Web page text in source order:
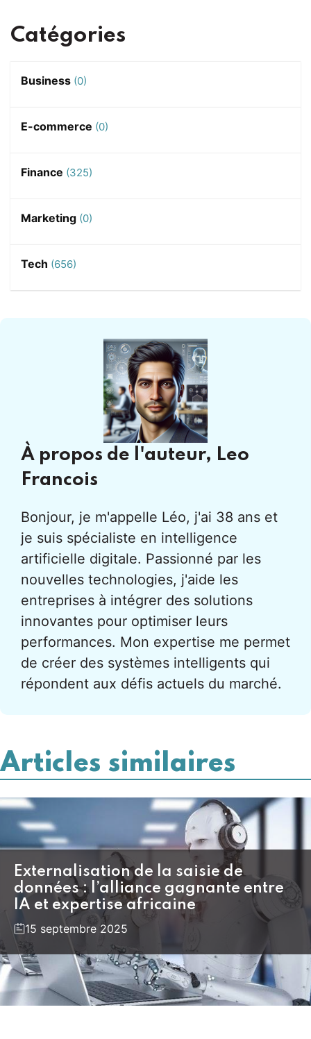
Catégories
Business (0)
E-commerce (0)
Finance (325)
Marketing (0)
Tech (656)
À propos de l'auteur, Leo
Francois
Bonjour, je m'appelle Léo, j'ai 38 ans et
je suis spécialiste en intelligence
artificielle digitale. Passionné par les
nouvelles technologies, j'aide les
entreprises à intégrer des solutions
innovantes pour optimiser leurs
performances. Mon expertise me permet
de créer des systèmes intelligents qui
répondent aux défis actuels du marché.
Articles similaires
Externalisation de la saisie de
données : l’alliance gagnante entre
IA et expertise africaine
15 septembre 2025